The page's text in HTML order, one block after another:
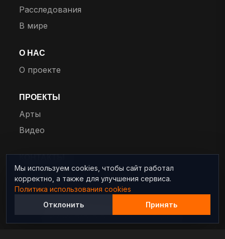
Расследования
В мире
О НАС
О проекте
ПРОЕКТЫ
Арты
Видео
КОНТАКТЫ
info@rybar.ru
© 2025 RYBAR. Все права защищены.
Мы используем cookies, чтобы сайт работал
корректно, а также для улучшения сервиса.
Политика использования cookies
Отклонить
Принять